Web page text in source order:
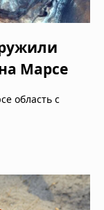
Марсе
область с